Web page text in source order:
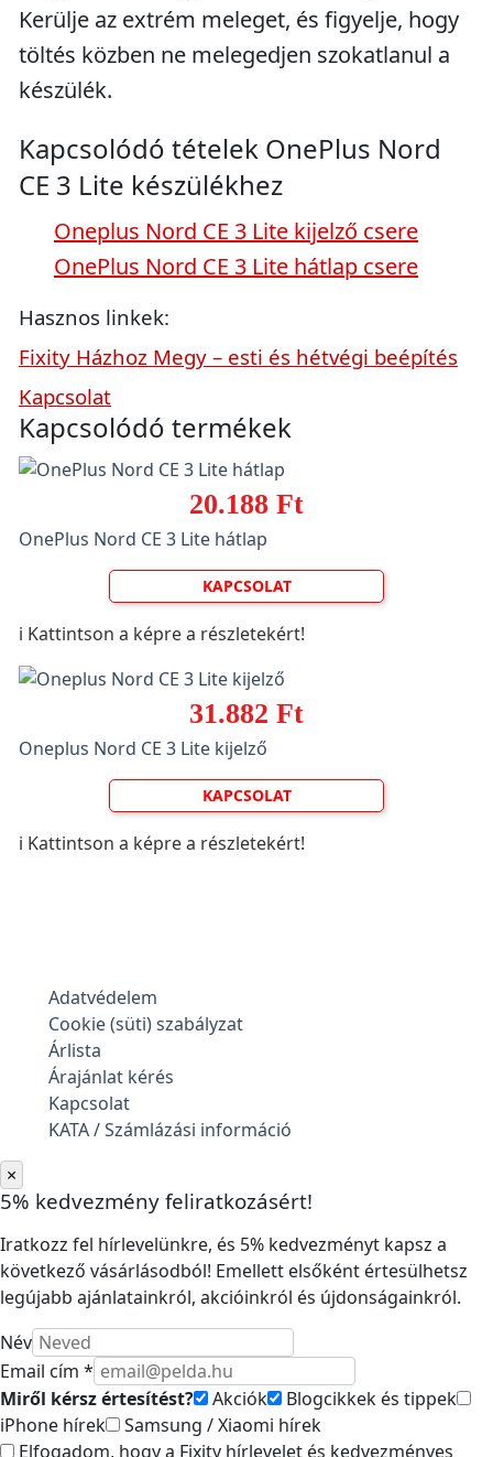
Kerülje az extrém meleget, és figyelje, hogy
töltés közben ne melegedjen szokatlanul a
készülék.
Kapcsolódó tételek OnePlus Nord
CE 3 Lite készülékhez
Oneplus Nord CE 3 Lite kijelző csere
OnePlus Nord CE 3 Lite hátlap csere
Hasznos linkek:
Fixity Házhoz Megy – esti és hétvégi beépítés
Kapcsolat
Kapcsolódó termékek
20.188 Ft
OnePlus Nord CE 3 Lite hátlap
KAPCSOLAT
ℹ️ Kattintson a képre a részletekért!
31.882 Ft
Oneplus Nord CE 3 Lite kijelző
KAPCSOLAT
ℹ️ Kattintson a képre a részletekért!
Adatvédelem
Cookie (süti) szabályzat
Árlista
Árajánlat kérés
Kapcsolat
KATA / Számlázási információ
×
5% kedvezmény feliratkozásért!
Iratkozz fel hírlevelünkre, és 5% kedvezményt kapsz a
következő vásárlásodból! Emellett elsőként értesülhetsz
legújabb ajánlatainkról, akcióinkról és újdonságainkról.
Név
Email cím *
Miről kérsz értesítést?
Akciók
Blogcikkek és tippek
iPhone hírek
Samsung / Xiaomi hírek
Elfogadom, hogy a Fixity hírlevelet és kedvezményes